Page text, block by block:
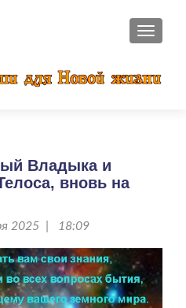
Владыка и
вновь на
2025 | 18:09